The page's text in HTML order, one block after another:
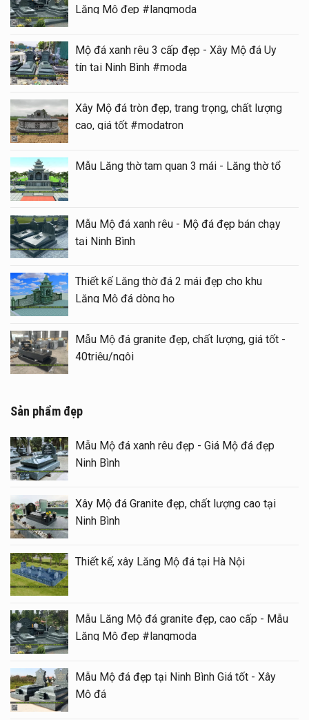
Lăng Mộ đẹp #langmoda
Mộ đá xanh rêu 3 cấp đẹp - Xây Mộ đá Uy
tín tại Ninh Bình #moda
Xây Mộ đá tròn đẹp, trang trọng, chất lượng
cao, giá tốt #modatron
Mẫu Lăng thờ tam quan 3 mái - Lăng thờ tổ
Mẫu Mộ đá xanh rêu - Mộ đá đẹp bán chạy
tại Ninh Bình
Thiết kế Lăng thờ đá 2 mái đẹp cho khu
Lăng Mộ đá dòng họ
Mẫu Mộ đá granite đẹp, chất lượng, giá tốt -
40triệu/ngôi
Sản phẩm đẹp
Mẫu Mộ đá xanh rêu đẹp - Giá Mộ đá đẹp
Ninh Bình
Xây Mộ đá Granite đẹp, chất lượng cao tại
Ninh Bình
Thiết kế, xây Lăng Mộ đá tại Hà Nội
Mẫu Lăng Mộ đá granite đẹp, cao cấp - Mẫu
Lăng Mộ đẹp #langmoda
Mẫu Mộ đá đẹp tại Ninh Bình Giá tốt - Xây
Mộ đá